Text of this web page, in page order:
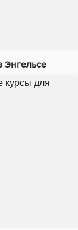
Энгельсе